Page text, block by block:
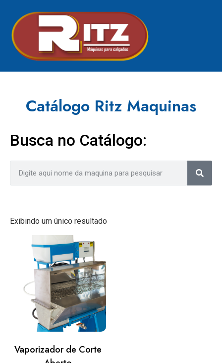
Catálogo Ritz Maquinas
Busca no Catálogo:
Exibindo um único resultado
Vaporizador de Corte